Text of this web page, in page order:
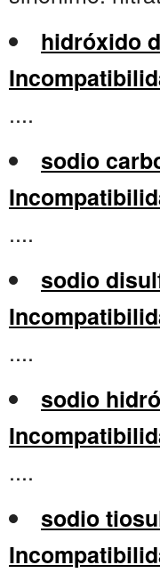
hidróxido
....
sodio
....
sodio
....
sodio
....
sodio